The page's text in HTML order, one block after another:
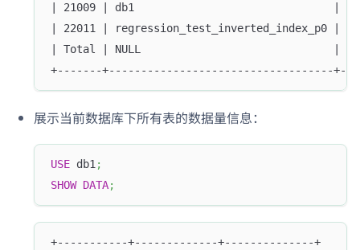
| 21009 | db1
| 22011 |
| Total | NULL                              |
+-------+-----------------------------------
展示当前数据库下所有表的数据量信息：
USE db1 ;
SHOW DATA;
+-----------+-------------+--------------+